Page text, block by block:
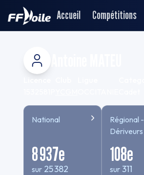
Accueil Compétitions
National
8 937e
sur 25 382
Régional -
Dériveurs
108e
sur 311